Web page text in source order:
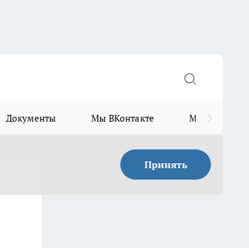
Документы Мы ВКонтакте Мы в
Принять